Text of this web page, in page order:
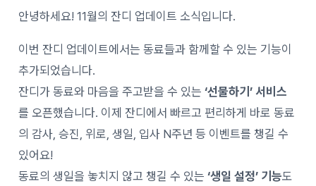
안녕하세요! 11월의 잔디 업데이트 소식입니다.
이번 잔디 업데이트에서는 동료들과 함께할 수 있는 기능이
추가되었습니다.
잔디가 동료와 마음을 주고받을 수 있는‘선물하기’ 서비스
를 오픈했습니다. 이제 잔디에서 빠르고 편리하게 바로 동료
의 감사, 승진, 위로, 생일, 입사 N주년 등 이벤트를 챙길 수
있어요!
동료의 생일을 놓치지 않고 챙길 수 있는‘생일 설정’ 기능도